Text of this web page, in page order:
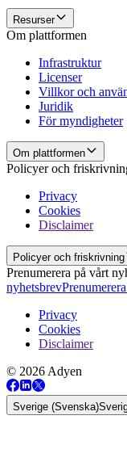
Resurser
Om plattformen
Infrastruktur
Licenser
Villkor och
Juridik
För myndigheter
Om plattformen
Policyer och
Privacy
Cookies
Disclaimer
Policyer och friskrivning
Prenumerera på vårt
nyhetsbrev
Privacy
Cookies
Disclaimer
© 2026 Adyen
Sverige (Svenska)